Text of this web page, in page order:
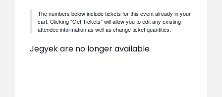
The numbers below include tickets for this event already in your
cart. Clicking "Get Tickets" will allow you to edit any existing
attendee information as well as change ticket quantities.
Jegyek are no longer available